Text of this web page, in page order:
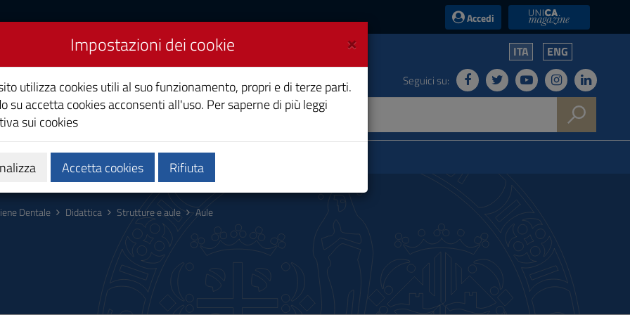
Accedi UniCA News
ITA ENG
Seguici su:
Calendari e orari Qualità e miglioramento
Dentale Didattica Strutture e aule Aule
×
Impostazioni dei cookie
utilizza cookies utili al suo funzionamento, propri e di terze parti.
su accetta cookies acconsenti all'uso. Per saperne di più leggi
sui cookies
Accetta cookies Rifiuta